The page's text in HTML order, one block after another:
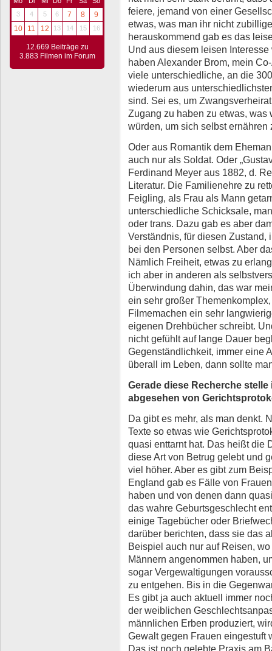
3
4 5 6 7 8
9
10
11 12 13 14 15 16
12.669 Beiträge zu
3.883 Filmen im Forum
feiere, jemand von einer
etwas, was man ihr nicht
herauskommend gab es das
Und aus diesem leisen
haben Alexander Brom, mein
viele unterschiedliche, an die
wiederum aus
sind. Sei es, um
Zugang zu haben zu etwas, was
würden, um sich selbst ernähren
Oder aus Romantik dem
auch nur als Soldat. Oder
Ferdinand Meyer aus 1882, d.
Literatur. Die Familienehre zu
Feigling, als Frau als Mann
unterschiedliche Schicksale,
oder trans. Dazu gab es aber
Verständnis, für diesen
bei den Personen selbst. Aber
Nämlich Freiheit, etwas zu
ich aber in anderen als
Überwindung dahin, das war
ein sehr großer
Filmemachen ein sehr
eigenen Drehbücher schreibt.
nicht gefühlt auf lange Dauer
Gegenständlichkeit, immer eine
überall im Leben, dann sollte
Gerade diese Recherche
abgesehen von
Da gibt es mehr, als man denkt.
Texte so etwas wie
quasi enttarnt hat. Das heißt die
diese Art von Betrug gelebt und
viel höher. Aber es gibt zum
England gab es Fälle von
haben und von denen dann
das wahre Geburtsgeschlecht
einige Tagebücher oder
darüber berichten, dass sie das
Beispiel auch nur auf Reisen,
Männern angenommen haben,
sogar Vergewaltigungen
zu entgehen. Bis in die
Es gibt ja auch aktuell immer
der weiblichen
männlichen Erben produziert,
Gewalt gegen Frauen eingestuft
Das ist noch gelebte Praxis am